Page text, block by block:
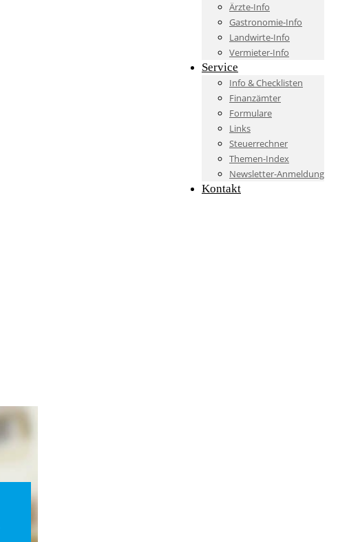
Ärzte-Info
Gastronomie-Info
Landwirte-Info
Vermieter-Info
Service
Info & Checklisten
Finanzämter
Formulare
Links
Steuerrechner
Themen-Index
Newsletter-Anmeldung
Kontakt